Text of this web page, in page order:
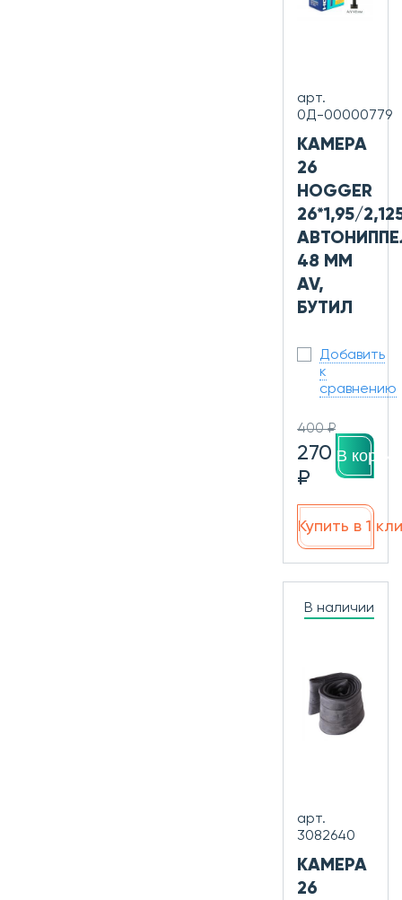
арт.
0Д-00000779
КАМЕРА
26
HOGGER
26*1,95/
48 ММ
AV,
БУТИЛ
Добавить
к
сравнению
400 ₽
270
₽
В
Купить в 1
В наличии
арт.
3082640
КАМЕРА
26